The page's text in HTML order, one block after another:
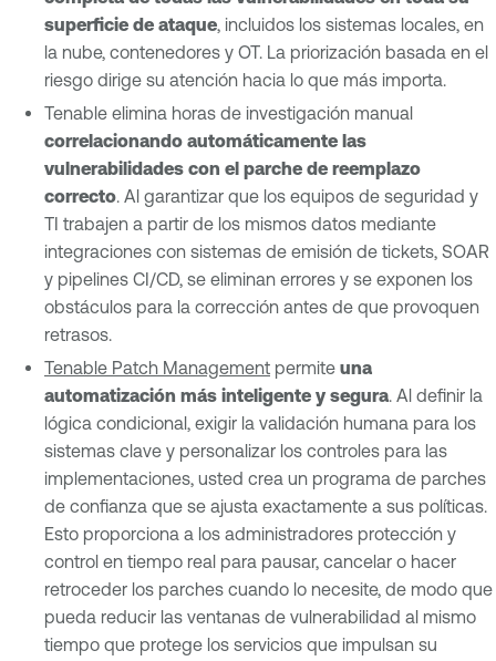
superficie de ataque, incluidos los sistemas locales, en
la nube, contenedores y OT. La priorización basada en el
riesgo dirige su atención hacia lo que más importa.
Tenable elimina horas de investigación manual
correlacionando automáticamente las
vulnerabilidades con el parche de reemplazo
correcto. Al garantizar que los equipos de seguridad y
TI trabajen a partir de los mismos datos mediante
integraciones con sistemas de emisión de tickets, SOAR
y pipelines CI/CD, se eliminan errores y se exponen los
obstáculos para la corrección antes de que provoquen
retrasos.
Tenable Patch Management permite una
automatización más inteligente y segura. Al definir la
lógica condicional, exigir la validación humana para los
sistemas clave y personalizar los controles para las
implementaciones, usted crea un programa de parches
de confianza que se ajusta exactamente a sus políticas.
Esto proporciona a los administradores protección y
control en tiempo real para pausar, cancelar o hacer
retroceder los parches cuando lo necesite, de modo que
pueda reducir las ventanas de vulnerabilidad al mismo
tiempo que protege los servicios que impulsan su